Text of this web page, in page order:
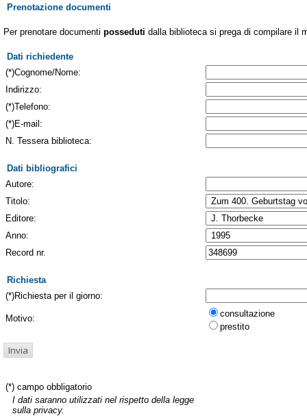
Prenotazione documenti
Per prenotare documenti posseduti dalla biblioteca si prega di compilare il
Dati richiedente
(*)Cognome/Nome:
Indirizzo:
(*)Telefono:
(*)E-mail:
N. Tessera biblioteca:
Dati bibliografici
Autore:
Titolo:
Editore:
Anno:
Record nr.
Richiesta
(*)Richiesta per il giorno:
Motivo:
consultazione
prestito
(*) campo obbligatorio
I dati saranno utilizzati nel rispetto della legge
sulla privacy.